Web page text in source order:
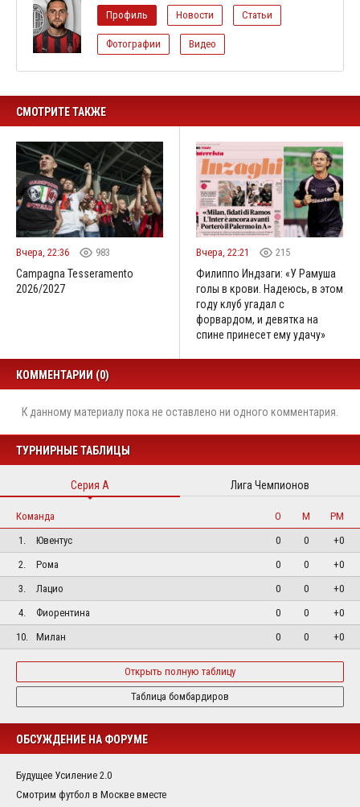
Профиль Новости Статьи
Фотографии Видео
СМОТРИТЕ ТАКЖЕ
Вчера, 22:36 983
Campagna Tesseramento
2026/2027
Вчера, 22:21 215
Филиппо Индзаги: «У Рамуша
голы в крови. Надеюсь, в этом
году клуб угадал с
форвардом, и девятка на
спине принесет ему удачу»
КОММЕНТАРИИ (0)
К данному материалу пока не оставлено ни одного комментария.
ТУРНИРНЫЕ ТАБЛИЦЫ
Серия А Лига Чемпионов
Команда О М
РМ
1.
Ювентус 0 0
+0
2.
Рома 0 0
+0
3.
Лацио 0 0
+0
4.
Фиорентина 0 0
+0
10.
Милан 0 0 +0
Открыть полную таблицу
Таблица бомбардиров
ОБСУЖДЕНИЕ НА ФОРУМЕ
Будущее Усиление 2.0
Смотрим футбол в Москве вместе